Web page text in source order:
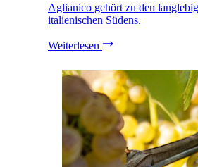
Aglianico gehört zu den
italienischen Südens.
Weiterlesen